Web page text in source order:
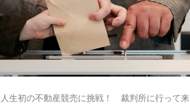
人生初の不動産競売に挑戦！ 裁判所に行って来